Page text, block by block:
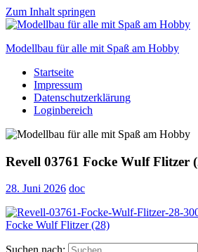
Zum Inhalt springen
Modellbau für alle mit Spaß am Hobby
Scale
modelling
to
Startseite
Impressum
Datenschutzerklärung
Loginbereich
Revell 03761 Focke Wulf Flitzer
28. Juni 2026 doc